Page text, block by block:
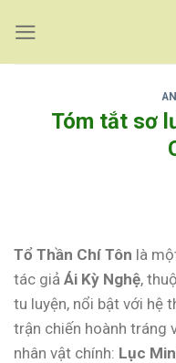
content
Tóm tắt sơ
Tổ Thần Chí Tôn là
tác giả Ái Kỳ Nghệ,
tu luyện, nổi bật với hệ
trận chiến hoành tráng
nhân vật chính: Lục